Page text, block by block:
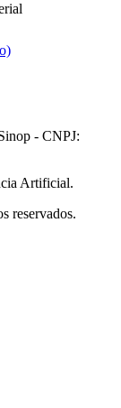
- CNPJ:
Artificial.
reservados.